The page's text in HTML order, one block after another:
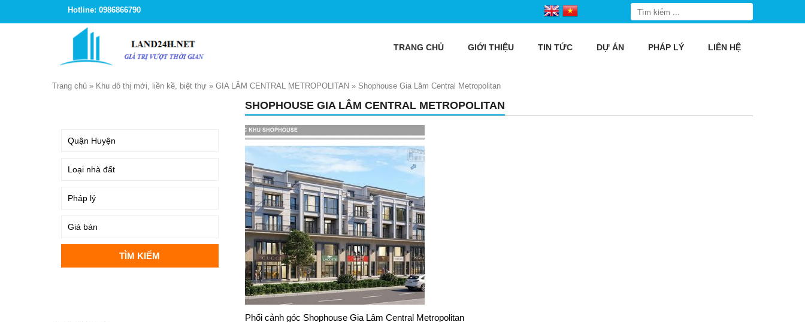
Hotline: 0986866790
TRANG CHỦ GIỚI THIỆU TIN TỨC DỰ ÁN PHÁP LÝ LIÊN HỆ
Trang chủ » Khu đô thị mới, liền kề, biệt thự » GIA LÂM CENTRAL METROPOLITAN » Shophouse Gia Lâm Central Metropolitan
SHOPHOUSE GIA LÂM CENTRAL METROPOLITAN
Phối cảnh góc Shophouse Gia Lâm Central Metropolitan